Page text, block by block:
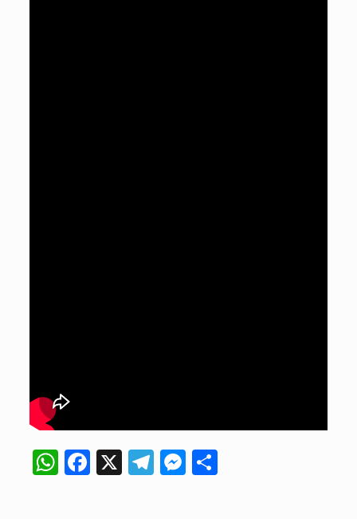
WhatsApp
Facebook
X Telegram
Messenger